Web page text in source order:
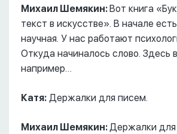
Михаил Шемякин:Вот книга
текст в искусстве». В начале
научная. У нас работают
Откуда начиналось слово. Здесь
например…
Катя: Держалки для писем.
Михаил Шемякин:Держалки